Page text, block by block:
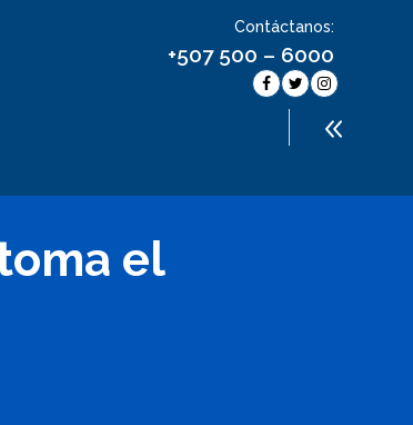
Contáctanos:
+507 500 – 6000
el